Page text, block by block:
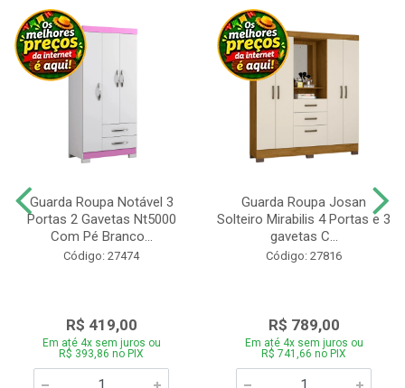
Guarda Roupa Notável 3
Portas 2 Gavetas Nt5000
Com Pé Branco...
Código: 27474
R$ 419,00
Em até 4x sem juros ou
R$ 393,86 no PIX
Guarda Roupa Josan
Solteiro Mirabilis 4 Portas e 3
gavetas C...
Código: 27816
R$ 789,00
Em até 4x sem juros ou
R$ 741,66 no PIX